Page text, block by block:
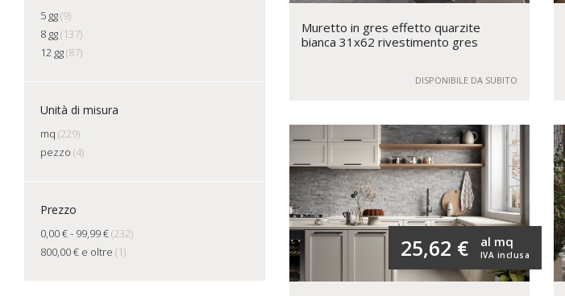
5 gg(9)
8 gg(137)
12 gg(87)
Unità di misura
mq (229)
pezzo (4)
Prezzo
0,00 €- 99,99 €(232)
800,00 € e oltre (1)
Muretto in gres effetto quarzite
bianca 31x62 rivestimento gres
DISPONIBILE DA SUBITO
25,62 € IVA inclusa
al mq